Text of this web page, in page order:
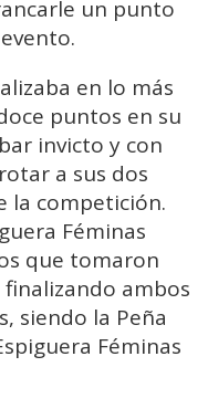
un punto
en lo más
puntos en su
invicto y con
a sus dos
la competición.
Féminas
que tomaron
ambos
siendo la Peña
Féminas